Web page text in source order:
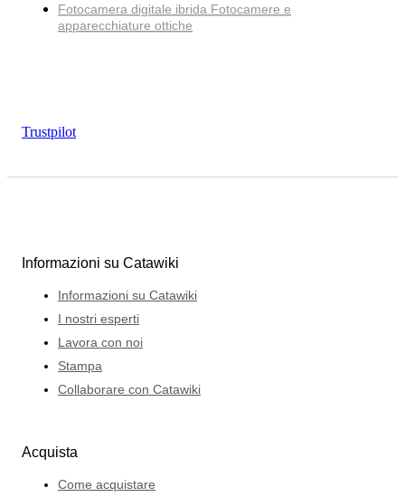
Fotocamera digitale ibrida Fotocamere e
apparecchiature ottiche
Trustpilot
Informazioni su Catawiki
Informazioni su Catawiki
I nostri esperti
Lavora con noi
Stampa
Collaborare con Catawiki
Acquista
Come acquistare